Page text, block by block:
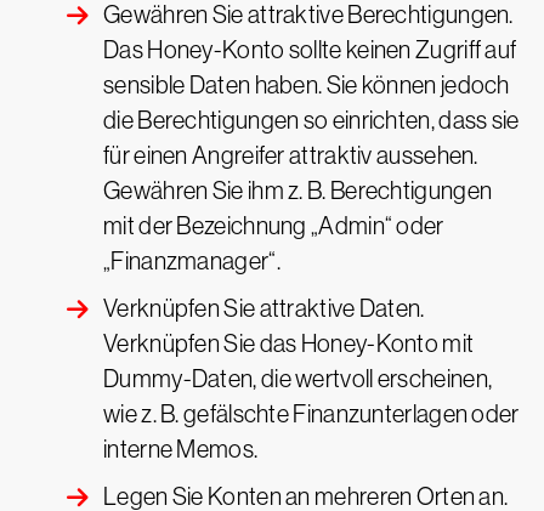
Gewähren Sie attraktive Berechtigungen.
Das Honey-Konto sollte keinen Zugriff auf
sensible Daten haben. Sie können jedoch
die Berechtigungen so einrichten, dass sie
für einen Angreifer attraktiv aussehen.
Gewähren Sie ihm z. B. Berechtigungen
mit der Bezeichnung „Admin“ oder
„Finanzmanager“.
Verknüpfen Sie attraktive Daten.
Verknüpfen Sie das Honey-Konto mit
Dummy-Daten, die wertvoll erscheinen,
wie z. B. gefälschte Finanzunterlagen oder
interne Memos.
Legen Sie Konten an mehreren Orten an.